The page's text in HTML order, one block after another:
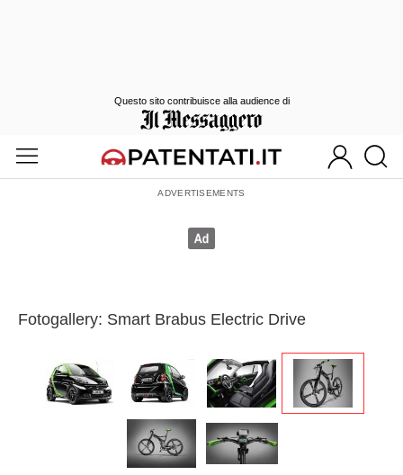
Fotogallery: Smart Brabus Electric Drive
Questo sito contribuisce alla audience di